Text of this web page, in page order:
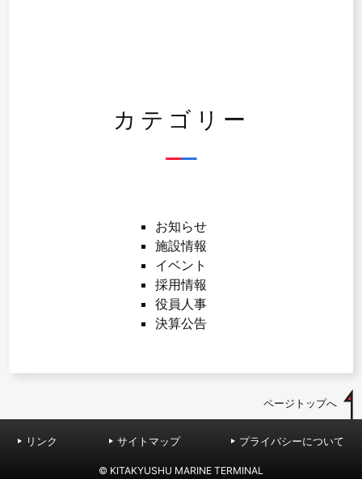
カテゴリー
お知らせ
施設情報
イベント
採用情報
役員人事
決算公告
ページトップへ
リンク サイトマップ プライバシーについて
© KITAKYUSHU MARINE TERMINAL